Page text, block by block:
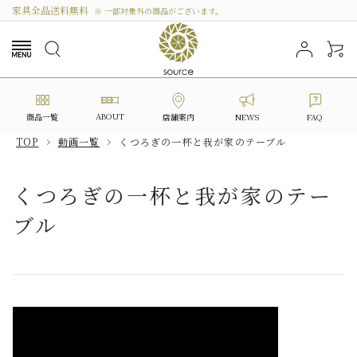
家具全品送料無料 ※ 一部対象外の商品がございます。
商品一覧 ABOUT 店舗案内 NEWS FAQ
カテゴリーから選ぶ
TOP 動画一覧 くつろぎの一杯と我が家のテーブル
くつろぎの一杯と我が家のテー
ブル